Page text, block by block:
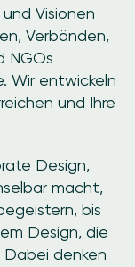
Visionen
Verbänden,
NGOs
Wir entwickeln
und Ihre
Design,
macht,
bis
Design, die
denken